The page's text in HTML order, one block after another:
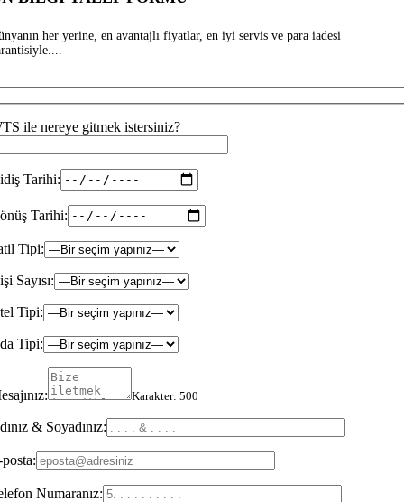
her yerine, en avantajlı fiyatlar, en iyi servis ve para iadesi
ile nereye gitmek istersiniz?
Tarihi:
Tarihi:
Tipi:
Sayısı:
Tipi:
Tipi:
Karakter: 500
& Soyadınız:
Numaranız: